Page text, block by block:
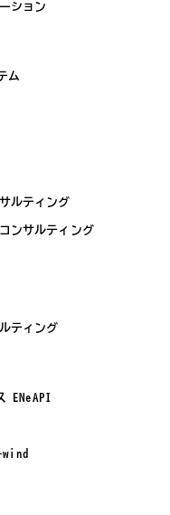
ション
ム
ルティング
ンサルティング
ティング
ENeAPI
wind